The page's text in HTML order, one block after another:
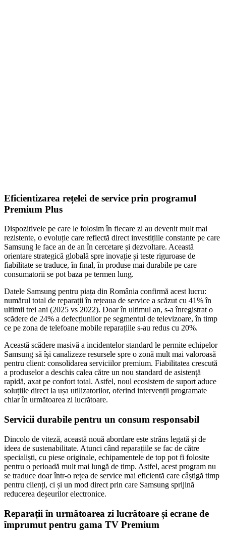
Eficientizarea rețelei de service prin programul
Premium Plus
Dispozitivele pe care le folosim în fiecare zi au devenit mult mai
rezistente, o evoluție care reflectă direct investițiile constante pe care
Samsung le face an de an în cercetare și dezvoltare. Această
orientare strategică globală spre inovație și teste riguroase de
fiabilitate se traduce, în final, în produse mai durabile pe care
consumatorii se pot baza pe termen lung.
Datele Samsung pentru piața din România confirmă acest lucru:
numărul total de reparații în rețeaua de service a scăzut cu 41% în
ultimii trei ani (2025 vs 2022). Doar în ultimul an, s-a înregistrat o
scădere de 24% a defecțiunilor pe segmentul de televizoare, în timp
ce pe zona de telefoane mobile reparațiile s-au redus cu 20%.
Această scădere masivă a incidentelor standard le permite echipelor
Samsung să își canalizeze resursele spre o zonă mult mai valoroasă
pentru client: consolidarea serviciilor premium. Fiabilitatea crescută
a produselor a deschis calea către un nou standard de asistență
rapidă, axat pe confort total. Astfel, noul ecosistem de suport aduce
soluțiile direct la ușa utilizatorilor, oferind intervenții programate
chiar în următoarea zi lucrătoare.
Servicii durabile pentru un consum responsabil
Dincolo de viteză, această nouă abordare este strâns legată și de
ideea de sustenabilitate. Atunci când reparațiile se fac de către
specialiști, cu piese originale, echipamentele de top pot fi folosite
pentru o perioadă mult mai lungă de timp. Astfel, acest program nu
se traduce doar într-o rețea de service mai eficientă care câștigă timp
pentru clienți, ci și un mod direct prin care Samsung sprijină
reducerea deșeurilor electronice.
Reparații în următoarea zi lucrătoare și ecrane de
împrumut pentru gama TV Premium